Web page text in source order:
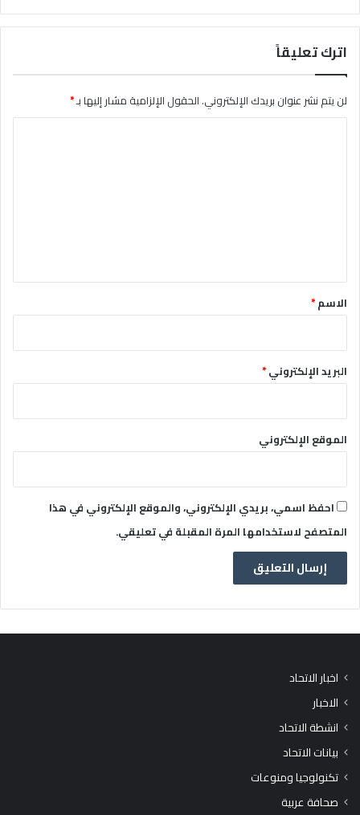
اترك تعليقاً
لن يتم نشر عنوان بريدك الإلكتروني.الحقول الإلزامية مشار إليها بـ*
*الاسم*
البريد الإلكتروني*
الموقع الإلكتروني
احفظ اسمي، بريدي الإلكتروني، والموقع الإلكتروني في هذا
المتصفح لاستخدامها المرة المقبلة في تعليقي.
اخبار الاتحاد
الاخبار
انشطة الاتحاد
بيانات الاتحاد
تكنولوجيا ومنوعات
صحافة عربية